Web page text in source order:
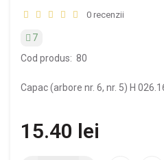
0 recenzii
7
Cod produs: 80
Capac (arbore nr. 6, nr. 5) H
15.40 lei